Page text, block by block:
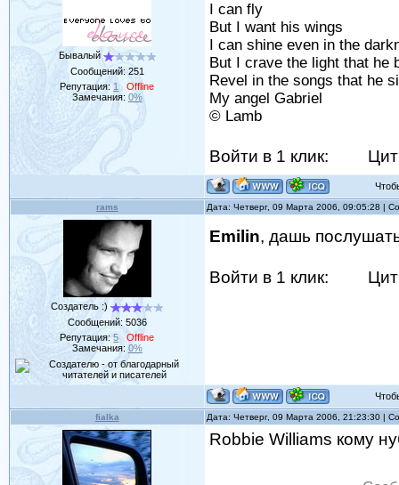
Бывалый
Сообщений: 251
Репутация: 1
Offline
Замечания: 0%
I can fly
But I want his wings
I can shine even in the
But I crave the light that he
Revel in the songs that he
My angel Gabriel
© Lamb
Войти в 1 клик:
rams Дата: Четверг, 09 Марта 2006, 09:05:28 |
Создатель :)
Сообщений: 5036
Репутация:5
Offline
Замечания: 0%
Emilin, дашь
Войти в 1 клик:
fialka Дата: Четверг, 09 Марта 2006, 21:23:30 |
Robbie Williams кому